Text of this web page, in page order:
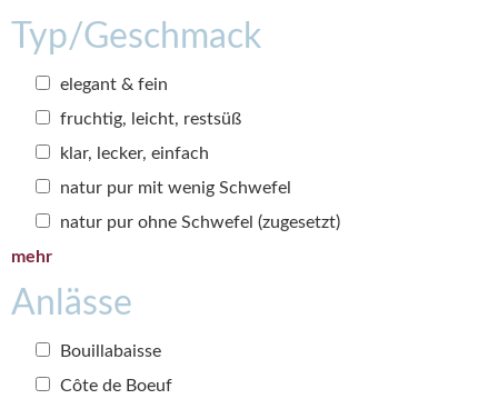
Typ/Geschmack
elegant & fein
fruchtig, leicht, restsüß
klar, lecker, einfach
natur pur mit wenig Schwefel
natur pur ohne Schwefel (zugesetzt)
mehr
Anlässe
Bouillabaisse
Côte de Boeuf